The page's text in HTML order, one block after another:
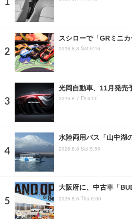
スシローで「GRミニ
2026.8.8 Sat 6:46
光岡自動車、11月発売
2026.8.7 Fri 6:00
水陸両用バス「山中湖
2026.8.8 Sat 5:55
大阪府に、中古車「
2026.8.6 Thu 6:00